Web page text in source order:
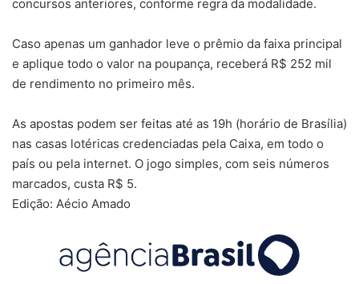
concursos anteriores, conforme regra da modalidade.
Caso apenas um ganhador leve o prêmio da faixa principal
e aplique todo o valor na poupança, receberá R$ 252 mil
de rendimento no primeiro mês.
As apostas podem ser feitas até as 19h (horário de Brasília)
nas casas lotéricas credenciadas pela Caixa, em todo o
país ou pela internet. O jogo simples, com seis números
marcados, custa R$ 5.
Edição: Aécio Amado